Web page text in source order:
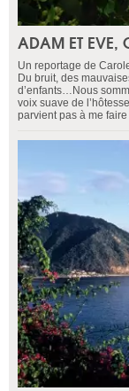
ADAM ET EVE,
Un reportage de
Du bruit, des
d’enfants…Nous
voix suave de
parvient pas à me faire